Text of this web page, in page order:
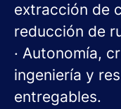
extracción de
reducción de
· Autonomía,
ingeniería y
entregables.